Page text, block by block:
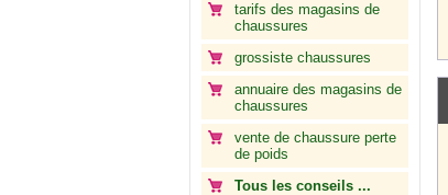
tarifs des magasins de
chaussures
grossiste chaussures
annuaire des magasins de
chaussures
vente de chaussure perte
de poids
Tous les conseils ...